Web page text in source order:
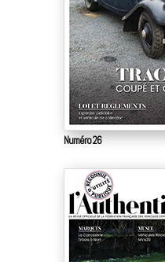
Numéro 26